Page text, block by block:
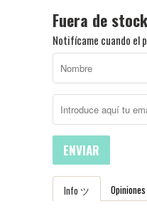
Fuera de stock
Notifícame cuando el
ENVIAR
Info ツ